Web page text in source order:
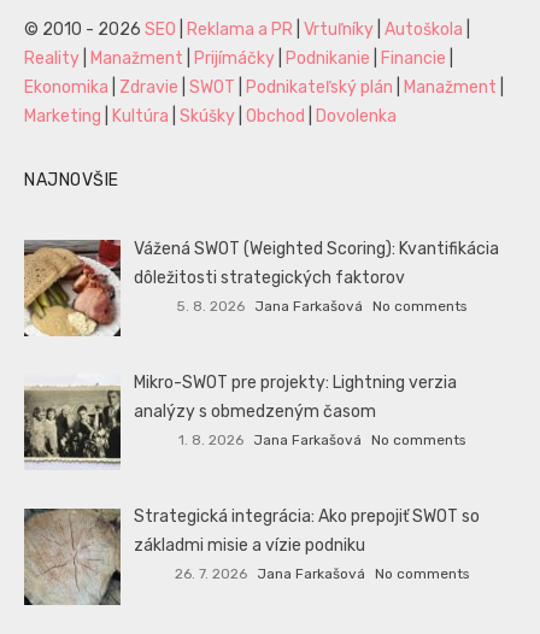
© 2010 - 2026 SEO Reklama a PR Vrtuľníky Autoškola
Reality
Manažment Prijímáčky Podnikanie Financie
Ekonomika
Zdravie SWOT Podnikateľský plán Manažment
Marketing
Kultúra Skúšky Obchod Dovolenka
NAJNOVŠIE
Vážená SWOT (Weighted Scoring): Kvantifikácia
dôležitosti strategických faktorov
5. 8. 2026 Jana Farkašová No comments
Mikro-SWOT pre projekty: Lightning verzia
analýzy s obmedzeným časom
1. 8. 2026 Jana Farkašová No comments
Strategická integrácia: Ako prepojiť SWOT so
základmi misie a vízie podniku
26. 7. 2026 Jana Farkašová No comments